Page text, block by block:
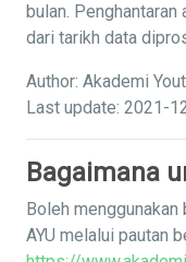
bulan. Penghantaran
dari tarikh data
Author: Akademi
Last update: 2021-
Bagaimana
Boleh
AYU melalui pautan